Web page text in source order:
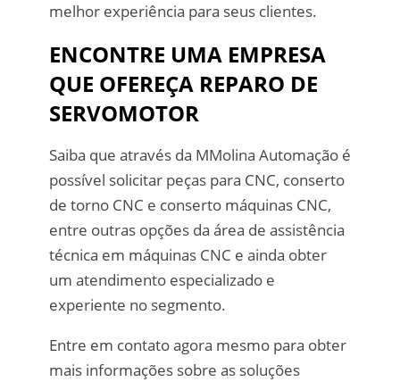
melhor experiência para seus clientes.
ENCONTRE UMA EMPRESA
QUE OFEREÇA REPARO DE
SERVOMOTOR
Saiba que através da MMolina Automação é
possível solicitar peças para CNC, conserto
de torno CNC e conserto máquinas CNC,
entre outras opções da área de assistência
técnica em máquinas CNC e ainda obter
um atendimento especializado e
experiente no segmento.
Entre em contato agora mesmo para obter
mais informações sobre as soluções